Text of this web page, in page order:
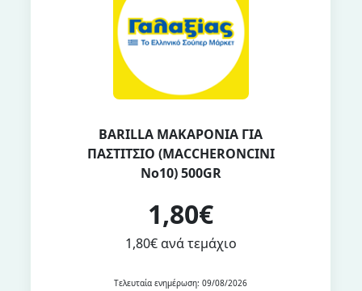
BARILLA ΜΑΚΑΡΟΝΙΑ ΓΙΑ
ΠΑΣΤΙΤΣΙΟ (MACCHERONCINI
No10) 500GR
1,80€
1,80€ ανά τεμάχιο
Τελευταία ενημέρωση: 09/08/2026